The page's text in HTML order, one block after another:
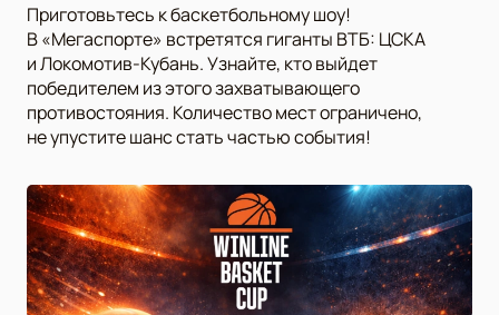
Приготовьтесь к баскетбольному шоу!
В «Мегаспорте» встретятся гиганты ВТБ: ЦСКА
и Локомотив-Кубань. Узнайте, кто выйдет
победителем из этого захватывающего
противостояния. Количество мест ограничено,
не упустите шанс стать частью события!